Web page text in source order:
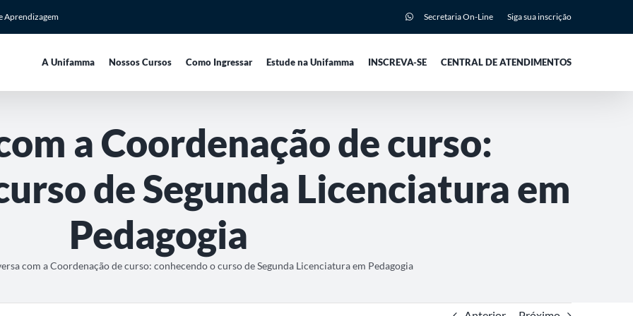
Aprendizagem Secretaria On-Line Siga sua inscrição
A Unifamma Nossos Cursos Como Ingressar Estude na Unifamma INSCREVA-SE CENTRAL DE ATENDIMENTOS
a Coordenação de curso:
de Segunda Licenciatura em
Pedagogia
com a Coordenação de curso: conhecendo o curso de Segunda Licenciatura em Pedagogia